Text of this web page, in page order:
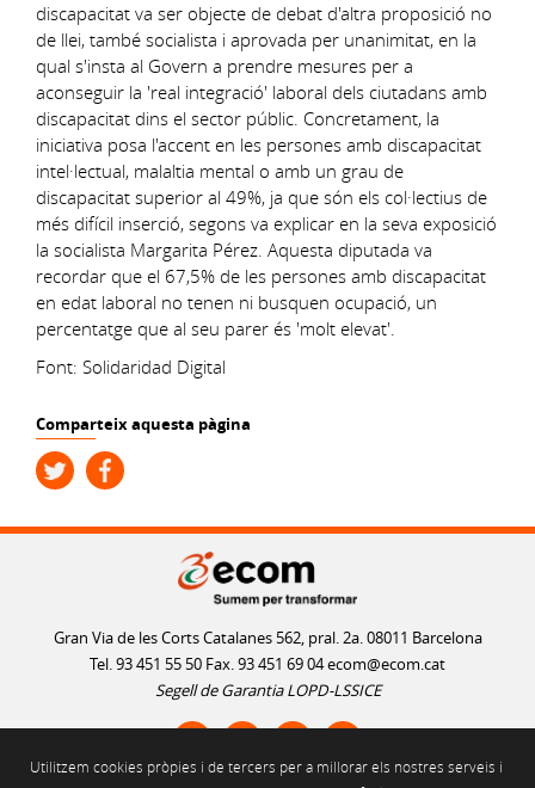
Utilitzem cookies pròpies i de tercers per a millorar els nostres serveis i
discapacitat va ser objecte de debat d'altra proposició no
de llei, també socialista i aprovada per unanimitat, en la
qual s'insta al Govern a prendre mesures per a
aconseguir la 'real integració' laboral dels ciutadans amb
discapacitat dins el sector públic. Concretament, la
iniciativa posa l'accent en les persones amb discapacitat
intel·lectual, malaltia mental o amb un grau de
discapacitat superior al 49%, ja que són els col·lectius de
més difícil inserció, segons va explicar en la seva exposició
la socialista Margarita Pérez. Aquesta diputada va
recordar que el 67,5% de les persones amb discapacitat
en edat laboral no tenen ni busquen ocupació, un
percentatge que al seu parer és 'molt elevat'.
Font: Solidaridad Digital
Comparteix aquesta pàgina
Gran Via de les Corts Catalanes 562, pral. 2a. 08011 Barcelona
Tel. 93 451 55 50 Fax. 93 451 69 04ecom@ecom.cat
Segell de Garantia LOPD-LSSICE